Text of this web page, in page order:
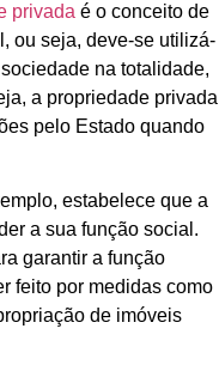
privada é o conceito de
ou seja, deve-se utilizá-
na totalidade,
a propriedade privada
pelo Estado quando
estabelece que a
a sua função social.
garantir a função
feito por medidas como
de imóveis